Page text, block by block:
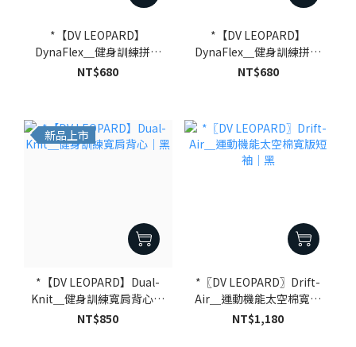
*【DV LEOPARD】
DynaFlex＿健身訓練拼接
背心｜黑
NT$680
*【DV LEOPARD】
DynaFlex＿健身訓練拼接
背心｜深灰
NT$680
新品上市
*【DV LEOPARD】Dual-
Knit＿健身訓練寬肩背心｜
黑
NT$850
*〖DV LEOPARD〗Drift-
Air＿運動機能太空棉寬版
短袖｜黑
NT$1,180